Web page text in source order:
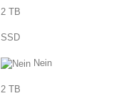
2 TB
SSD
Nein
2 TB